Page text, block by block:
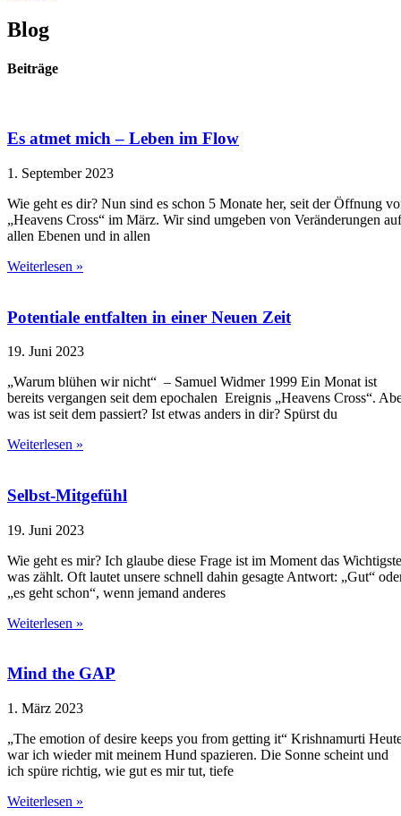
Blog
Beiträge
Es atmet mich – Leben im Flow
1. September 2023
Wie geht es dir? Nun sind es schon 5 Monate her, seit der Öffnung
„Heavens Cross“ im März. Wir sind umgeben von Veränderungen auf
allen Ebenen und in allen
Weiterlesen »
Potentiale entfalten in einer Neuen Zeit
19. Juni 2023
„Warum blühen wir nicht“ – Samuel Widmer 1999 Ein Monat ist
bereits vergangen seit dem epochalen Ereignis „Heavens Cross“.
was ist seit dem passiert? Ist etwas anders in dir? Spürst du
Weiterlesen »
Selbst-Mitgefühl
19. Juni 2023
Wie geht es mir? Ich glaube diese Frage ist im Moment das
was zählt. Oft lautet unsere schnell dahin gesagte Antwort: „Gut“
„es geht schon“, wenn jemand anderes
Weiterlesen »
Mind the GAP
1. März 2023
„The emotion of desire keeps you from getting it“ Krishnamurti
war ich wieder mit meinem Hund spazieren. Die Sonne scheint und
ich spüre richtig, wie gut es mir tut, tiefe
Weiterlesen »